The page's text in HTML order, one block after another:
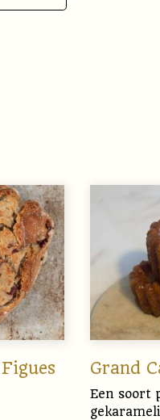
Grand
Een soort